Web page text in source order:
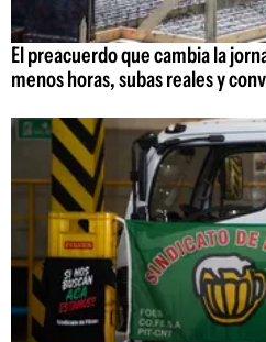
El preacuerdo que cambia la
menos horas, subas reales y